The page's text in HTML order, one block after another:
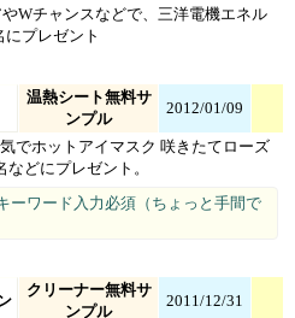
Wチャンスなどで、三洋電機エネル
プレゼント
温熱シート無料サ
ンプル
2012/01/09
でホットアイマスク 咲きたてローズ
どにプレゼント。
ーワード入力必須（ちょっと手間で
クリーナー無料サ
ンプル
2011/12/31